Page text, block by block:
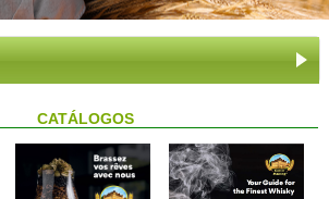
CATÁLOGOS